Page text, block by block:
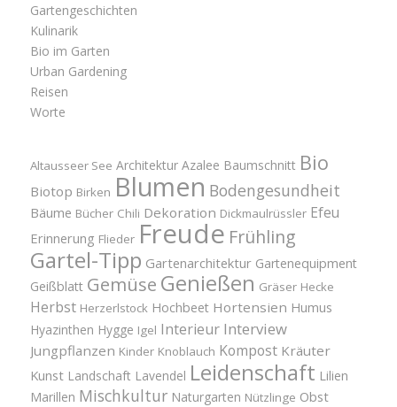
Gartengeschichten
Kulinarik
Bio im Garten
Urban Gardening
Reisen
Worte
Altausseer See Architektur Azalee Baumschnitt Bio
Biotop Birken Blumen Bodengesundheit
Bäume Bücher Chili Dekoration Dickmaulrüssler Efeu
Erinnerung Flieder Freude Frühling
Gartel-Tipp Gartenarchitektur Gartenequipment
Geißblatt Gemüse Genießen Gräser Hecke
Herbst Herzerlstock Hochbeet Hortensien Humus
Hyazinthen Hygge Igel Interieur Interview
Jungpflanzen Kinder Knoblauch Kompost Kräuter
Kunst Landschaft Lavendel Leidenschaft Lilien
Marillen Mischkultur Naturgarten Nützlinge Obst